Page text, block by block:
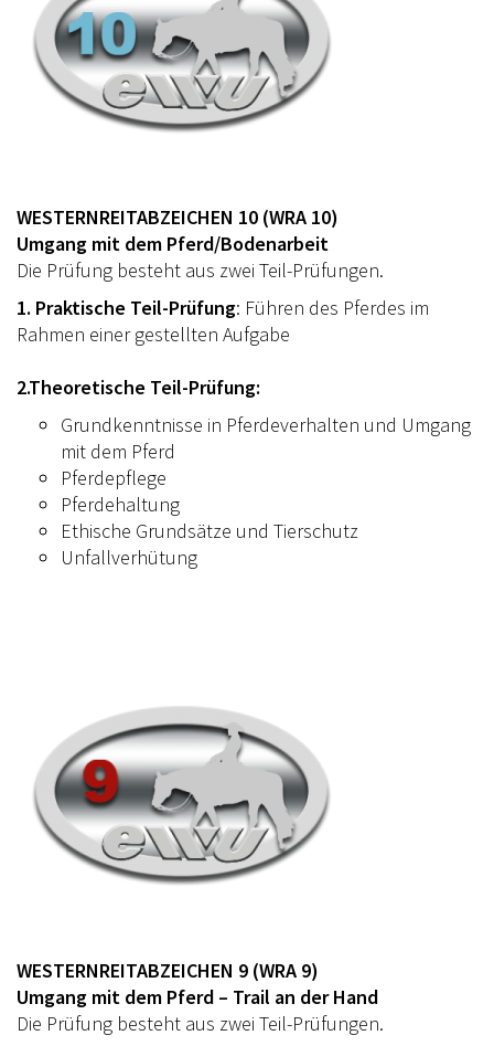
WESTERNREITABZEICHEN 10 (WRA 10)
Umgang mit dem Pferd/Bodenarbeit
Die Prüfung besteht aus zwei Teil-Prüfungen.
1. Praktische Teil-Prüfung: Führen des Pferdes im
Rahmen einer gestellten Aufgabe
2.Theoretische Teil-Prüfung:
Grundkenntnisse in Pferdeverhalten und Umgang
mit dem Pferd
Pferdepflege
Pferdehaltung
Ethische Grundsätze und Tierschutz
Unfallverhütung
WESTERNREITABZEICHEN 9 (WRA 9)
Umgang mit dem Pferd – Trail an der Hand
Die Prüfung besteht aus zwei Teil-Prüfungen.